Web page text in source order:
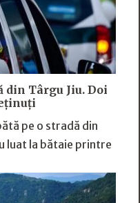
din Târgu Jiu. Doi
pe o stradă din
luat la bătaie printre